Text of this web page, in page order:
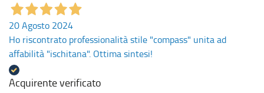
20 Agosto 2024
Ho riscontrato professionalità stile "compass" unita ad
affabilità "ischitana". Ottima sintesi!
Acquirente verificato